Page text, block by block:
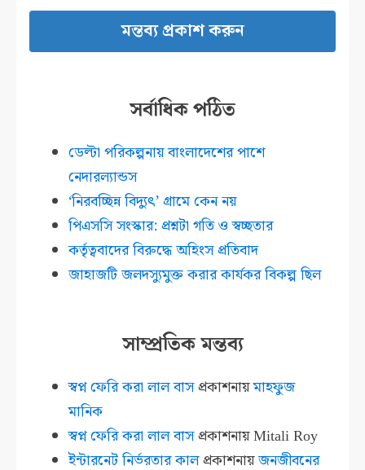
সর্বাধিক পঠিত
ডেল্টা পরিকল্পনায় বাংলাদেশের পাশে
নেদারল্যান্ডস
‘নিরবচ্ছিন্ন বিদ্যুৎ’ গ্রামে কেন নয়
পিএসসি সংস্কার: প্রশ্নটা গতি ও স্বচ্ছতার
কর্তৃত্ববাদের বিরুদ্ধে অহিংস প্রতিবাদ
জাহাজটি জলদস্যুমুক্ত করার কার্যকর বিকল্প ছিল
সাম্প্রতিক মন্তব্য
স্বপ্ন ফেরি করা লাল বাসপ্রকাশনায়মাহফুজ
মানিক
স্বপ্ন ফেরি করা লাল বাসপ্রকাশনায়Mitali Roy
ইন্টারনেট নির্ভরতার কালপ্রকাশনায়জনজীবনের